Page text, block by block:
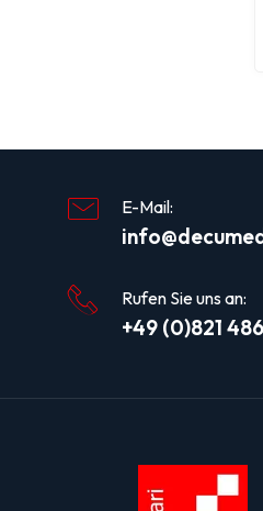
E-Mail:
Rufen Sie uns an:
+49 (0)821